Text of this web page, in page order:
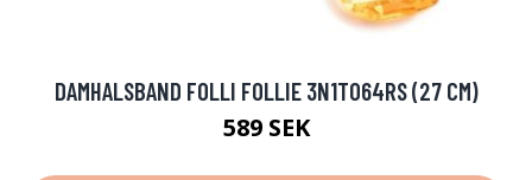
DAMHALSBAND FOLLI FOLLIE 3N1T064RS (27 CM)
589 SEK